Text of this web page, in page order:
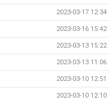
2023-03-17 12:34
2023-03-16 15:42
2023-03-13 15:22
2023-03-13 11:06
2023-03-10 12:51
2023-03-10 12:10